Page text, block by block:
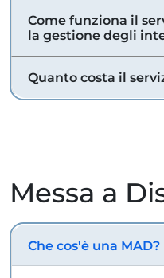
Come funziona il
la gestione degli
Quanto costa il
Messa a
Che cos'è una MAD?